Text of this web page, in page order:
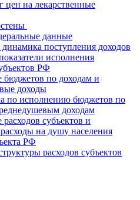
цен на лекарственные
данные
поступления доходов
исполнения
РФ
бюджетов по доходам и
доходы
по исполнению бюджетов по
доходам
субъектов и
на душу населения
РФ
расходов субъектов